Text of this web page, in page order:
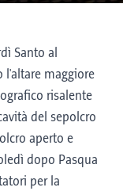
Santo al
l'altare maggiore
risalente
del sepolcro
aperto e
dopo Pasqua
per la